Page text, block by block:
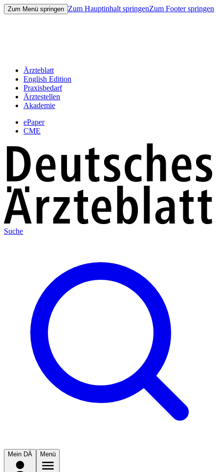
Zum Menü springen Zum Hauptinhalt springenZum Footer springen
Ärzteblatt
English Edition
Praxisbedarf
Ärztestellen
Akademie
ePaper
CME
Suche
Mein DÄ Menü